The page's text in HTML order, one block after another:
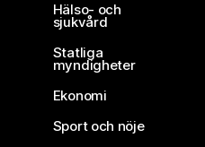
Hälso- och
sjukvård
Statliga
myndigheter
Ekonomi
Sport och nöje